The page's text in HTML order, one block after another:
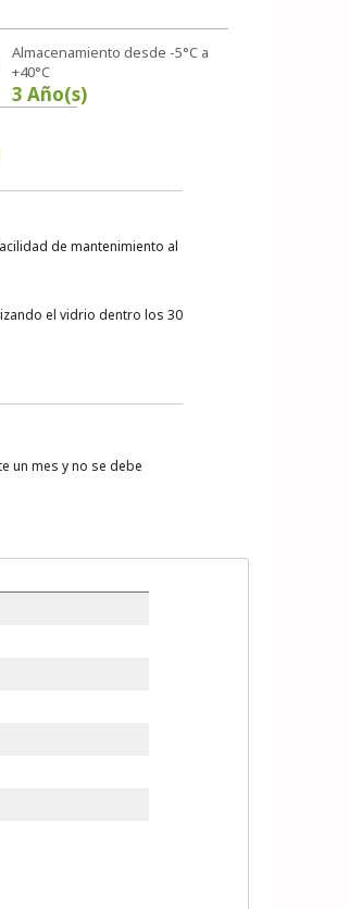
Almacenamiento desde -5°C a
+40°C
3 Año(s)
de mantenimiento al
el vidrio dentro los 30
un mes y no se debe